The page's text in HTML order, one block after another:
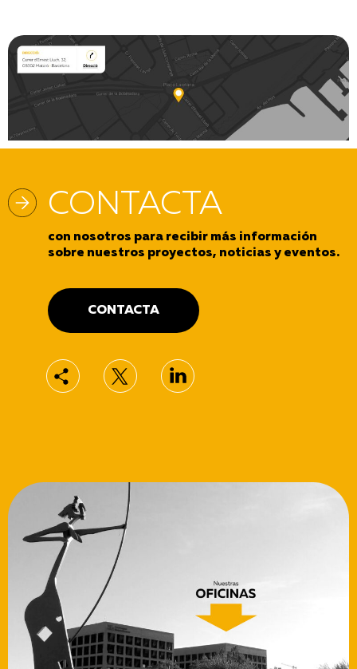
CONTACTA
con nosotros para recibir más información
sobre nuestros proyectos, noticias y eventos.
CONTACTA